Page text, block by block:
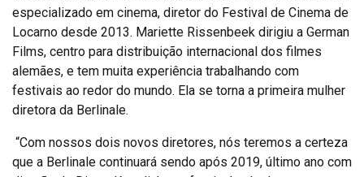
especializado em cinema, diretor do Festival de Cinema de
Locarno desde 2013. Mariette Rissenbeek dirigiu a German
Films, centro para distribuição internacional dos filmes
alemães, e tem muita experiência trabalhando com
festivais ao redor do mundo. Ela se torna a primeira mulher
diretora da Berlinale.
“Com nossos dois novos diretores, nós teremos a certeza
que a Berlinale continuará sendo após 2019, último ano com